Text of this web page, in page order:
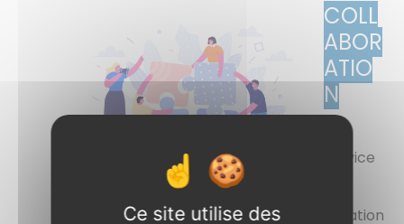
COLL
ABOR
ATIO
N
service
affaires scolaires travaille en étroite relation
Ce site utilise des